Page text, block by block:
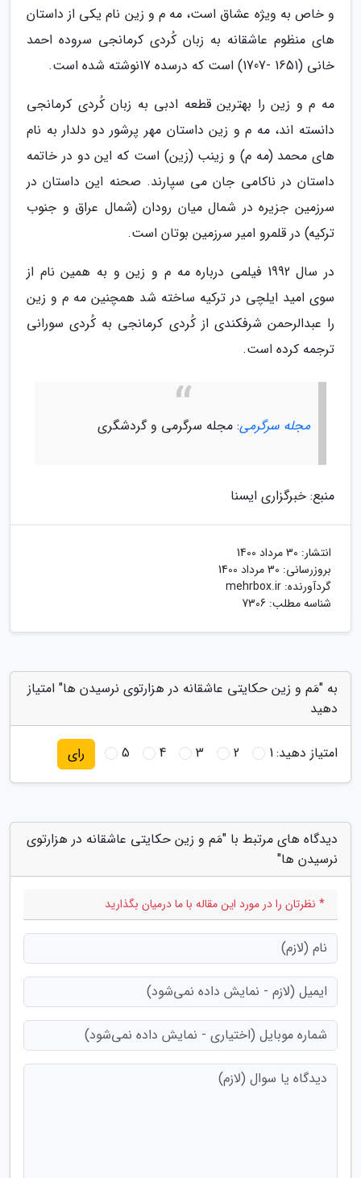
و خاص به ویژه عشاق است، مه م و زین نام یکی از داستان
های منظوم عاشقانه به زبان کُردی کرمانجی سروده احمد
خانی (1651 -1707) است که درسده 17نوشته شده است.
مه م و زین را بهترین قطعه ادبی به زبان کُردی کرمانجی
دانسته اند، مه م و زین داستان مهر پرشور دو دلدار به نام
های محمد (مه م) و زینب (زین) است که این دو در خاتمه
داستان در ناکامی جان می سپارند. صحنه این داستان در
سرزمین جزیره در شمال میان رودان (شمال عراق و جنوب
ترکیه) در قلمرو امیر سرزمین بوتان است.
در سال 1992 فیلمی درباره مه م و زین و به همین نام از
سوی امید ایلچی در ترکیه ساخته شد همچنین مه م و زین
را عبدالرحمن شرفکندی از کُردی کرمانجی به کُردی سورانی
ترجمه کرده است.
مجله سرگرمی: مجله سرگرمی و گردشگری
منبع: خبرگزاری ایسنا
انتشار: 30 مرداد 1400
بروزرسانی: 30 مرداد 1400
گردآورنده: mehrbox.ir
شناسه مطلب: 7306
به "مَم و زین حکایتی عاشقانه در هزارتوی نرسیدن ها" امتیاز
دهید
امتیاز دهید:1
2
3
4
5 رای
دیدگاه های مرتبط با "مَم و زین حکایتی عاشقانه در هزارتوی
نرسیدن ها"
* نظرتان را در مورد این مقاله با ما درمیان بگذارید